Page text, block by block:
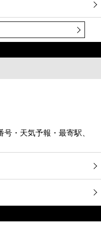
・天気予報・最寄駅、